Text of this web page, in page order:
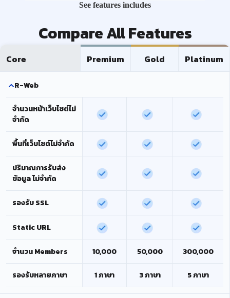
See features includes
Compare All Features
Core Premium Gold Platinum
R-Web
จำนวนหน้าเว็บไซต์ไม่
จำกัด
พื้นที่เว็บไซต์ไม่จำกัด
ปริมาณการรับส่ง
ข้อมูล ไม่จำกัด
รองรับ SSL
Static URL
จำนวน Members 10,000 50,000 300,000
รองรับหลายภาษา 1 ภาษา 3 ภาษา 5 ภาษา